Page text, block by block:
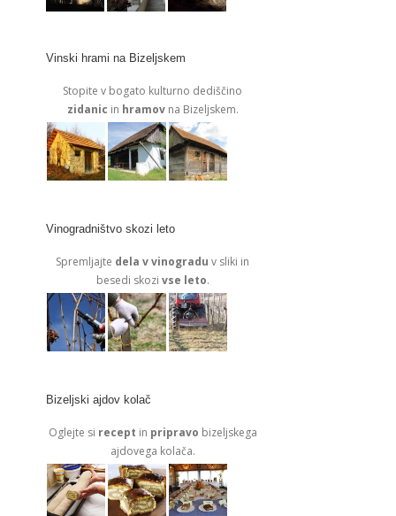
Vinski hrami na Bizeljskem
Stopite v bogato kulturno dediščino
zidanic in hramovna Bizeljskem.
Vinogradništvo skozi leto
Spremljajte dela v vinogradu v sliki in
besedi skozi vse leto.
Bizeljski ajdov kolač
Oglejte si recept in pripravo bizeljskega
ajdovega kolača.